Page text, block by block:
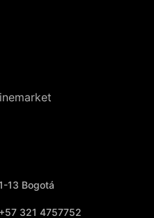
13 Bogotá
321 4757752